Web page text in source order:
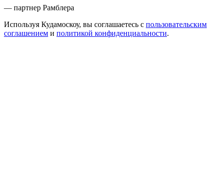
— партнер Рамблера
Используя Кудамоскоу, вы соглашаетесь с пользовательским
соглашением и политикой конфиденциальности.